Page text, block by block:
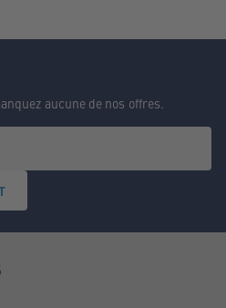
aucune de nos offres.